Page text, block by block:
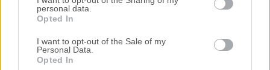
personal data.
Opted In
I want to opt-out of the Sale of my
Personal Data.
Opted In
Wise Program Uninstaller 3.0.2
Fecha Publicado: 25 abr.. 2022 (hace 4 años)
Wise Program Uninstaller 2.6.1
Fecha Publicado: 18 nov.. 2021 (hace 5 años)